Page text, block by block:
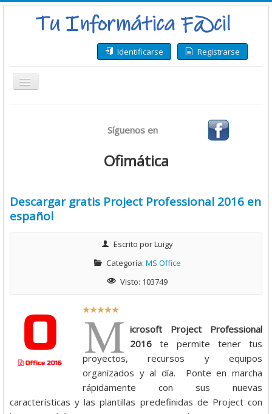
Identificarse Registrarse
Toggle
Sistemas Operativos
Tutoriales
Libros
Foro
Síguenos en
Ofimática
Descargar gratis Project Professional 2016 en
español
Escrito porLuigy
Categoría: MS Office
Visto: 103749
5
M icrosoft Project Professional
2016 te permite tener tus
proyectos, recursos y equipos
organizados y al día. Ponte en marcha
rápidamente con sus nuevas
características y las plantillas predefinidas de Project con